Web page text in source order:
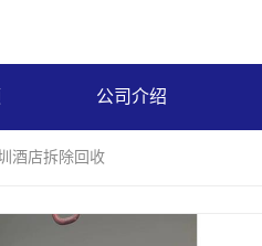
公司介绍
酒店拆除回收